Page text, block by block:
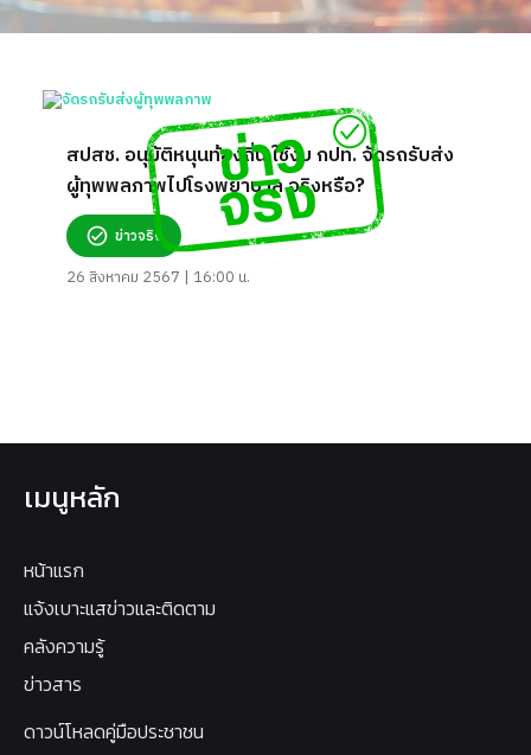
สปสช. อนุมัติหนุนท้องถิ่น ใช้งบ กปท. จัดรถรับส่ง
ผู้ทุพพลภาพไปโรงพยาบาล จริงหรือ?
ข่าวจริง
26 สิงหาคม 2567 | 16:00 น.
เมนูหลัก
หน้าแรก
แจ้งเบาะแสข่าวและติดตาม
คลังความรู้
ข่าวสาร
ดาวน์โหลดคู่มือประชาชน